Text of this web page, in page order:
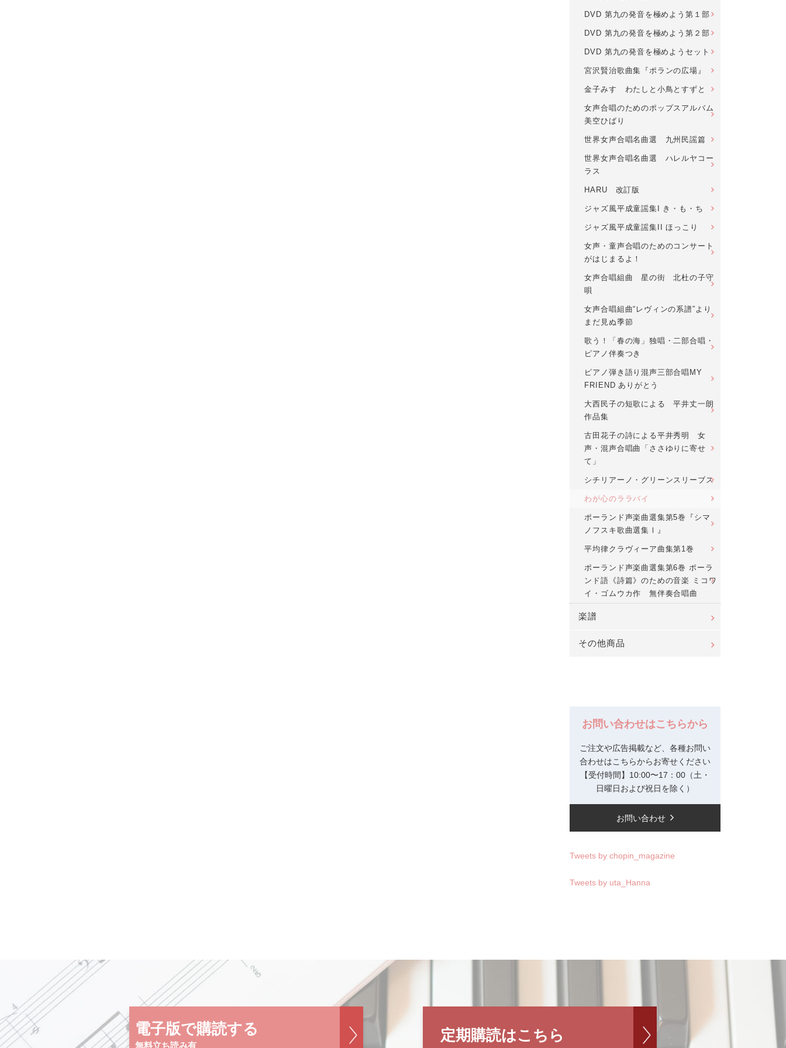
DVD 第九の発音を極めよう第１部
DVD 第九の発音を極めよう第２部
DVD 第九の発音を極めようセット
宮沢賢治歌曲集『ポランの広場』
金子みすゞわたしと小鳥とすずと
女声合唱のためのポップスアルバム
美空ひばり
世界女声合唱名曲選 九州民謡篇
世界女声合唱名曲選 ハレルヤコー
ラス
HARU 改訂版
ジャズ風平成童謡集I き・も・ち
ジャズ風平成童謡集II ほっこり
女声・童声合唱のためのコンサート
がはじまるよ！
女声合唱組曲 星の街 北杜の子守
唄
女声合唱組曲“レヴィンの系譜”より
まだ見ぬ季節
歌う！「春の海」独唱・二部合唱・
ピアノ伴奏つき
ピアノ弾き語り混声三部合唱MY
FRIEND ありがとう
大西民子の短歌による 平井丈一朗
作品集
古田花子の詩による平井秀明 女
声・混声合唱曲「ささゆりに寄せ
て」
シチリアーノ・グリーンスリーブス
わが心のララバイ
ポーランド声楽曲選集第5巻『シマ
ノフスキ歌曲選集Ⅰ』
平均律クラヴィーア曲集第1巻
ポーランド声楽曲選集第6巻 ポーラ
ンド語《詩篇》のための音楽 ミコワ
イ・ゴムウカ作 無伴奏合唱曲
楽譜
その他商品
お問い合わせはこちらから
ご注文や広告掲載など、各種お問い
合わせはこちらからお寄せください
【受付時間】10:00〜17：00（土・
日曜日および祝日を除く）
お問い合わせ
Tweets by chopin_magazine
Tweets by uta_Hanna
電子版で購読する
無料立ち読み有
定期購読はこちら